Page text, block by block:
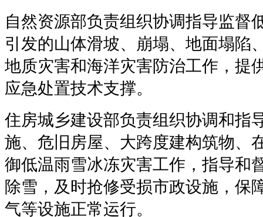
自然资源部负责组织协调指导监督
引发的山体滑坡、崩塌、地面塌陷
地质灾害和海洋灾害防治工作，提
应急处置技术支撑。
住房城乡建设部负责组织协调和指
施、危旧房屋、大跨度建构筑物、
御低温雨雪冰冻灾害工作，指导和
除雪，及时抢修受损市政设施，保
气等设施正常运行。